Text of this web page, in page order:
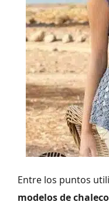
Entre los puntos
modelos de